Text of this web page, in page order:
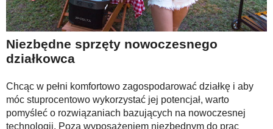
Niezbędne sprzęty nowoczesnego
działkowca
Chcąc w pełni komfortowo zagospodarować działkę i aby
móc stuprocentowo wykorzystać jej potencjał, warto
pomyśleć o rozwiązaniach bazujących na nowoczesnej
technologii. Poza wyposażeniem niezbędnym do prac